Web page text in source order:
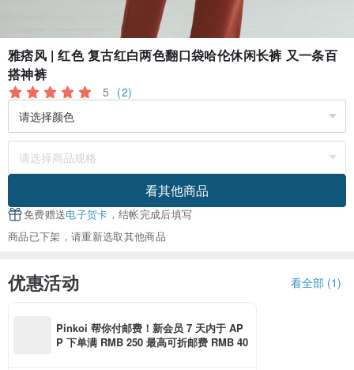
雅痞风 | 红色 复古红白两色翻口袋哈伦休闲长裤 又一条百
搭神裤
5 (2)
看其他商品
免费赠送电子贺卡 ，结帐完成后填写
商品已下架，请重新选取其他商品
优惠活动 看全部 (1)
Pinkoi 帮你付邮费！新会员 7 天内于 AP
P 下单满 RMB 250 最高可折邮费 RMB 40